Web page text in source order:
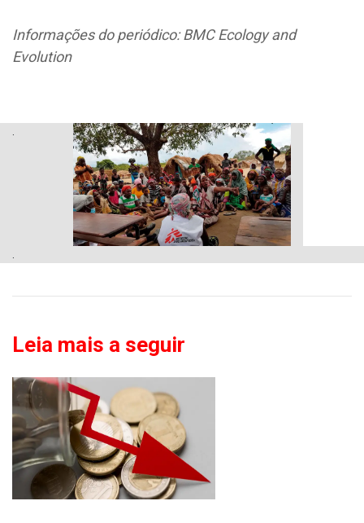
Informações do periódico: BMC Ecology and
Evolution
Leia mais a seguir